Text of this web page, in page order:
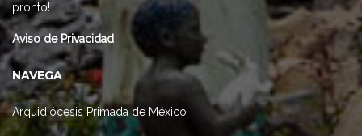
pronto!
Aviso de Privacidad
NAVEGA
Arquidiócesis Primada de México